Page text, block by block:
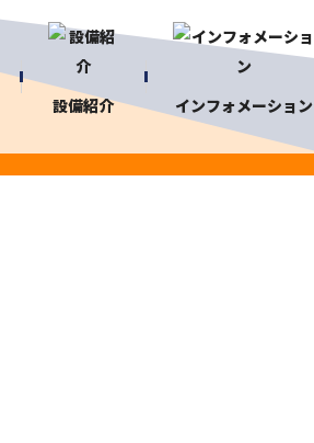
設備紹介 インフォメーション